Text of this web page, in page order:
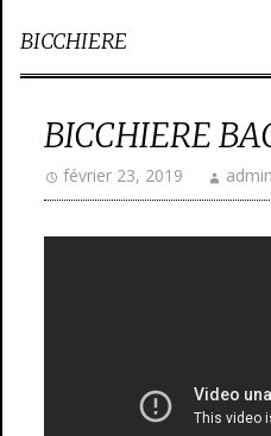
BICCHIERE
BICCHIERE
février 23, 2019 admin